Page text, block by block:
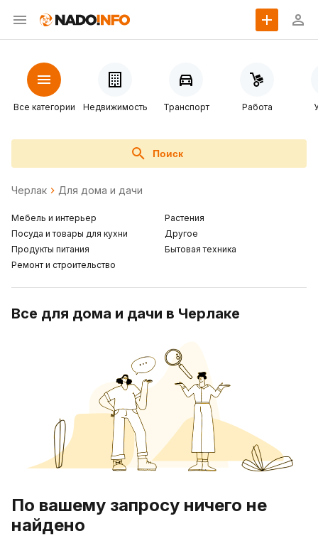
Все категории Недвижимость Транспорт Работа
Поиск
Черлак Для дома и дачи
Мебель и интерьер
Посуда и товары для кухни
Продукты питания
Ремонт и строительство
Растения
Другое
Бытовая техника
Все для дома и дачи в Черлаке
По вашему запросу ничего не
найдено